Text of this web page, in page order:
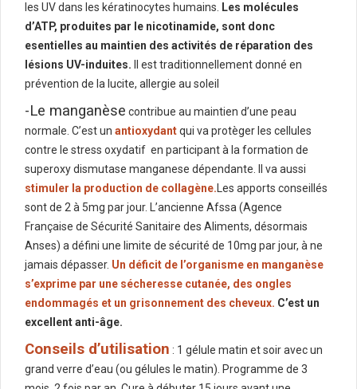
les UV dans les kératinocytes humains.
Les molécules
d’ATP, produites par le nicotinamide, sont donc
esentielles au maintien des activités de réparation des
lésions UV-induites. Il est traditionnellement donné en
prévention de la lucite, allergie au soleil
-Le manganèse contribue au maintien d’une peau
normale. C’est un antioxydantqui va protèger les cellules
contre le stress oxydatif en participant à la formation de
superoxy dismutase manganese dépendante. Il va aussi
stimuler la production de collagène. Les apports conseillés
sont de 2 à 5mg par jour. L’ancienne Afssa (Agence
Française de Sécurité Sanitaire des Aliments, désormais
Anses) a défini une limite de sécurité de 10mg par jour, à ne
jamais dépasser. Un déficit de l’organisme en manganèse
s’exprime par une sécheresse cutanée, des ongles
endommagés et un grisonnement des cheveux. C’est un
excellent anti-âge.
Conseils d’utilisation : 1 gélule matin et soir avec un
grand verre d’eau (ou gélules le matin). Programme de 3